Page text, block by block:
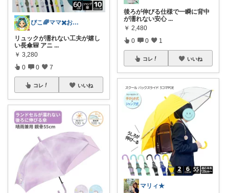
ぴこ🌈ママ✖️お洒落✖️お得
リュックが濡れない工夫が嬉し
い長傘🎒 アニ ...
￥ 3,280
0 0 7
コレ いいね
後ろが伸びる仕様で一瞬に背中
が濡れない安心 ...
￥ 2,480
0 0 1
コレ いいね
マリィ★